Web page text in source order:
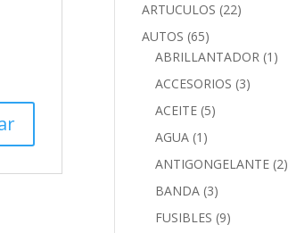
ARTUCULOS (22)
AUTOS (65)
ABRILLANTADOR (1)
ACCESORIOS (3)
ACEITE (5)
AGUA (1)
ANTIGONGELANTE (2)
BANDA (3)
FUSIBLES (9)